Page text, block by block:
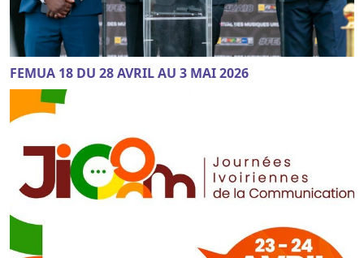
FEMUA 18 DU 28 AVRIL AU 3 MAI 2026